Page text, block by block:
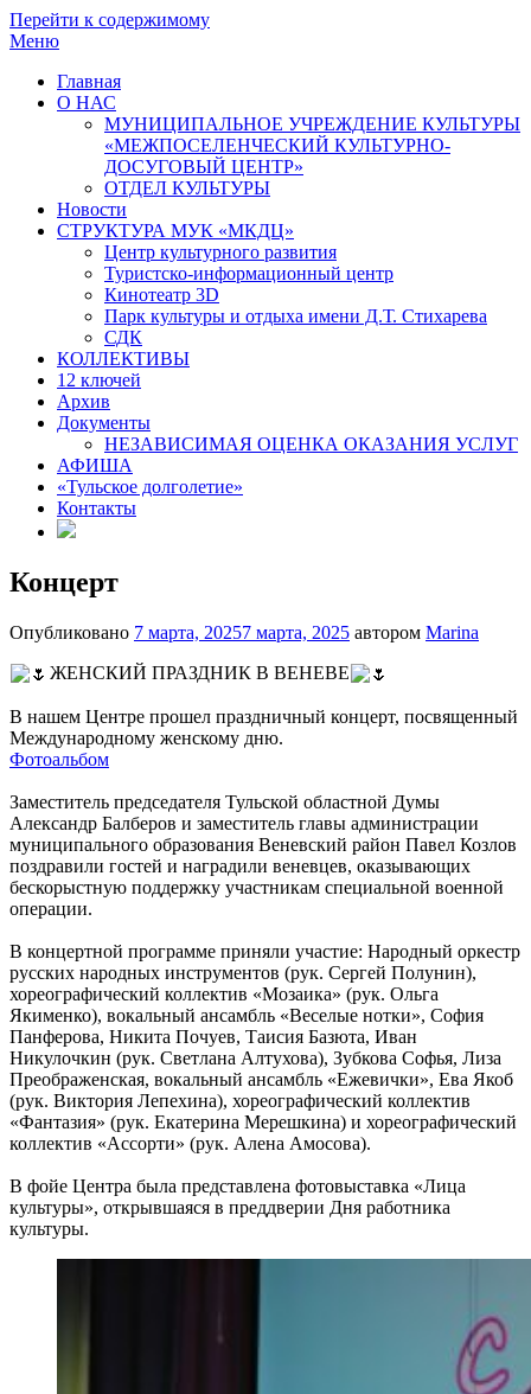
Перейти к содержимому
Меню
Главная
О НАС
МУНИЦИПАЛЬНОЕ УЧРЕЖДЕНИЕ КУЛЬТУРЫ
«МЕЖПОСЕЛЕНЧЕСКИЙ КУЛЬТУРНО-
ДОСУГОВЫЙ ЦЕНТР»
ОТДЕЛ КУЛЬТУРЫ
Новости
СТРУКТУРА МУК «МКДЦ»
Центр культурного развития
Туристско-информационный центр
Кинотеатр 3D
Парк культуры и отдыха имени Д.Т. Стихарева
СДК
КОЛЛЕКТИВЫ
12 ключей
Архив
Документы
НЕЗАВИСИМАЯ ОЦЕНКА ОКАЗАНИЯ УСЛУГ
АФИША
«Тульское долголетие»
Контакты
Концерт
Опубликовано 7 марта, 20257 марта, 2025 автором Marina
ЖЕНСКИЙ ПРАЗДНИК В ВЕНЕВЕ
В нашем Центре прошел праздничный концерт, посвященный
Международному женскому дню.
Фотоальбом
Заместитель председателя Тульской областной Думы
Александр Балберов и заместитель главы администрации
муниципального образования Веневский район Павел Козлов
поздравили гостей и наградили веневцев, оказывающих
бескорыстную поддержку участникам специальной военной
операции.
В концертной программе приняли участие: Народный оркестр
русских народных инструментов (рук. Сергей Полунин),
хореографический коллектив «Мозаика» (рук. Ольга
Якименко), вокальный ансамбль «Веселые нотки», София
Панферова, Никита Почуев, Таисия Базюта, Иван
Никулочкин (рук. Светлана Алтухова), Зубкова Софья, Лиза
Преображенская, вокальный ансамбль «Ежевички», Ева Якоб
(рук. Виктория Лепехина), хореографический коллектив
«Фантазия» (рук. Екатерина Мерешкина) и хореографический
коллектив «Ассорти» (рук. Алена Амосова).
В фойе Центра была представлена фотовыставка «Лица
культуры», открывшаяся в преддверии Дня работника
культуры.